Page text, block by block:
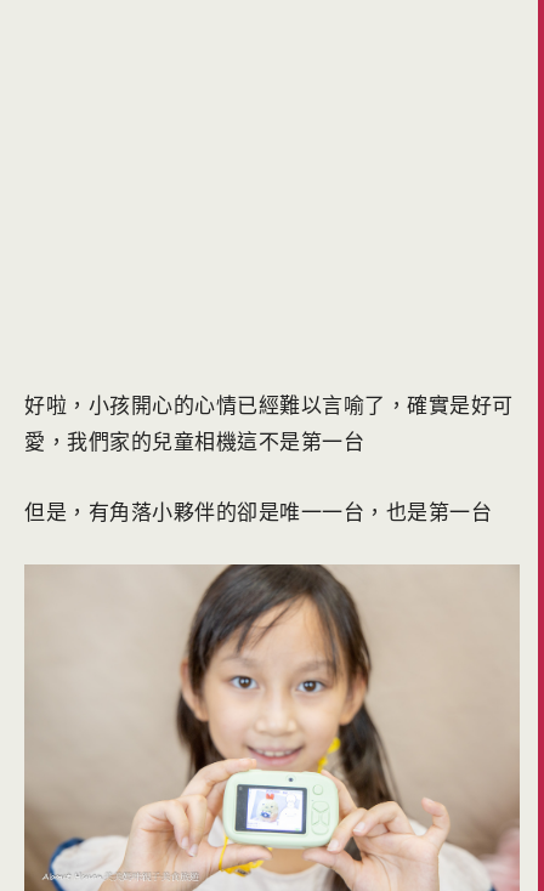
好啦，小孩開心的心情已經難以言喻了，確實是好可
愛，我們家的兒童相機這不是第一台
但是，有角落小夥伴的卻是唯一一台，也是第一台